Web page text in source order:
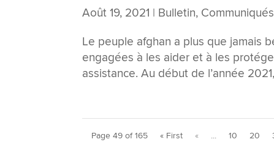
Août 19, 2021 | Bulletin,
Le peuple afghan a plus que jamais
engagées à les aider et à les
assistance. Au début de l’année
Page 49 of 165 « First « ... 10 20